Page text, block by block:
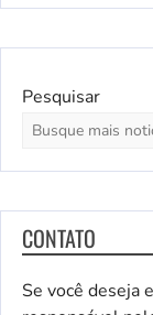
Pesquisar
CONTATO
Se você deseja